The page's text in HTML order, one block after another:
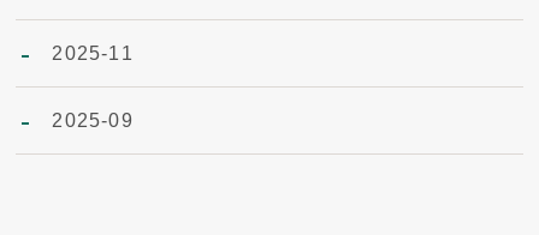
2025-11
2025-09